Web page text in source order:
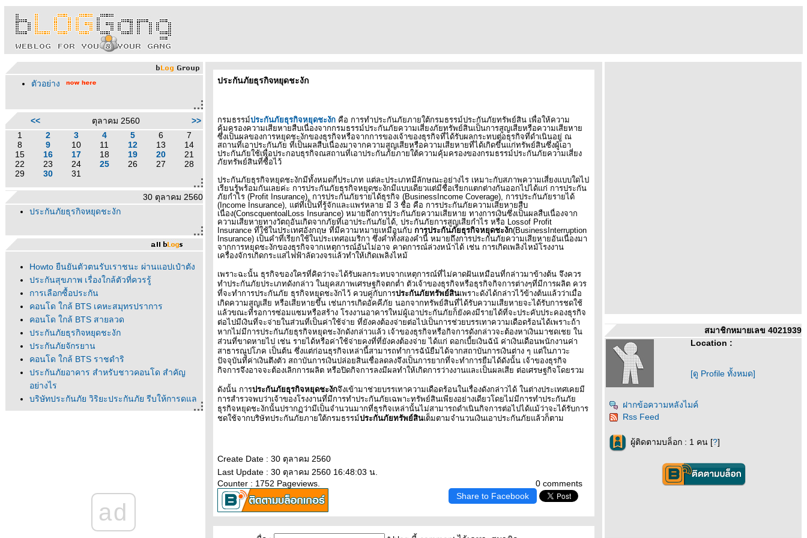
ตัวอย่าง
<< ตุลาคม 2560
>>
1
2 3 4 5 6
7
8
9 10 11 12 13
14
15
16 17 18 19 20
21
22
23 24 25 26 27
28
29
30 31
30 ตุลาคม 2560
ประกันภัยธุรกิจหยุดชะงัก
Howto ยืนยันตัวตนรับเราชนะ ผ่านแอปเป๋าตัง
ประกันสุขภาพ เรื่องใกล้ตัวที่ควรรู้
การเลือกซื้อประกัน
คอนโด ใกล้ BTS เคหะสมุทรปราการ
คอนโด ใกล้ BTS สายลวด
ประกันภัยธุรกิจหยุดชะงัก
ประกันภัยจักรยาน
คอนโด ใกล้ BTS ราชดำริ
ประกันภัยอาคาร สำหรับชาวคอนโด สำคัญ
อย่างไร
บริษัทประกันภัย วิริยะประกันภัย รีบให้การดูแล
รถยนต์ลูกค้า ถูกน้ำท่วมจากฝนตกหนัก
คอนโด ใกล้ BTS ทองหล่อ
คอนโด ใกล้ BTS พระโขนง
คอนโดใกล้รถไฟฟ้า BTS บางจาก
ad
ประกันภัยธุรกิจหยุดชะงัก
กรมธรรม์ประกันภัยธุรกิจหยุดชะงัก คือ การทำประกันภัยภายใต้กรมธรรม์ประกันภัยทรัพย์สิน เพื่อห้ความ
คุ้มครองความเสียหายสืบเนื่องจากกรมธรรม์ประกันภัยความเสี่ยงภัยทรัพย์สินเป็นการสูญเสียหรือความเสียหา
ซึ่งเป็นผลของการหยุดชะงักของธุรกิจหรือจากการของเจ้าของธุรกิจที่ได้รับผลกระทบต่อธุรกิจที่ดำเนินอยู่ ณ
สถานที่เอาประกันภัย ที่เป็นผลสืบเนื่องมาจากความสูญเสียหรือความเสียหายที่ได้เกิดขึ้นแก่ทรัพย์สินซึ่งผู้เอา
ประกันภัยใช้เพื่อประกอบธุรกิจณสถานที่เอาประกันภัยภายใต้ความคุ้มครองของกรมธรรม์ประกันภัยความเสี่ยง
ภัยทรัพย์สินที่ซื้อไว้
ประกันภัยธุรกิจหยุดชะงักมีทั้งหมดกี่ประเภท แต่ละประเภทมีลักษณะอย่างไร เหมาะกับสภาพความเสี่ยงแบบใดไป
เรียนรู้พร้อมกันเลยค่ะ การประกันภัยธุรกิจหยุดชะงักมีแบบเดียวแต่มีชื่อเรียกแตกต่างกันออกไปได้แก่ การประกัน
ภัยกำไร (Profit Insurance), การประกันภัยรายได้ธุรกิจ (BusinessIncome Coverage), การประกันภัยรายได้
( Income Insurance),
ต่ที่เป็นที่รู้จักและแพร่หลาย มี 3 ชื่อ คือ การประกันภัยความเสียหายสืบ
เนื่อง(ConscquentoalLoss Insurance) หมายถึงการประกันภัยความเสียหาย ทางการเงินซึ่งเป็นผลสืบเนื่องจาก
ความเสียหายทางวัตถุอันเกิดจากภัยที่เอาประกันภัยได้, ประกันภัยการสูญเสียกำไร หรือ Lossof Profit
Insurance ที่ใช้ในประเทศอังกฤษ ที่มีความหมายเหมือนกับ การประกันภัยธุรกิจหยุดชะงัก(BusinessInterruption
Insurance) เป็นคำที่เรียกใช้ในประเทศอเมริกา ซึ่งคำทั้งสองคำนี้ หมายถึงการประกันภัยความเสียหายอันเนื่องมา
จากการหยุดชะงักของธุรกิจจากเหตุการณ์อันไม่อาจ คาดการณ์ล่วงหน้าได้ เช่น การเกิดเพลิงไหม้โรงงาน
เครื่องจักรเกิดกระแสไฟฟ้าลัดวงจรแล้วทำให้เกิดเพลิงไหม้
เพราะฉะนั้น ธุรกิจของใครที่คิดว่าจะได้รับผลกระทบจากเหตุการณ์ที่ไม่คาดฝันเหมือนที่กล่าวมาข้างต้น จึงควร
ทำประกันภัยประเภทดังกล่าว ในยุคสภาพเศรษฐกิจตกต่ำ ตัวเจ้าของธุรกิจหรือธุรกิจกิจการต่างๆที่มีการผลิต ควร
ที่จะทำการประกันภัย ธุรกิจหยุดชะงักไว้ ควบคู่กับการประกันภัยทรัพย์สินเพราะดังได้กล่าวไว้ข้างต้นแล้วว่าเมื่อ
เกิดความสูญเสีย หรือเสียหายขึ้น เช่นการเกิดอัคคีภัย นอกจากทรัพย์สินที่ได้รับความเสียหายจะได้รับการชดใช้
ล้วขณะที่รอการซ่อมแซมหรือสร้าง โรงงานอาคารใหม่ผู้เอาประกันภัยก็ยังคงมีรายได้ที่จะประคับประคองธุรกิจ
ต่อไปมีเงินที่จะจ่ายในส่วนที่เป็นค่าใช้จ่าย ที่ยังคงต้องจ่ายต่อไปเป็นการช่วยบรรเทาความเดือดร้อนได้เพราะถ้า
หากไม่มีการประกันภัยธุรกิจหยุดชะงักดังกล่าวแล้ว เจ้าของธุรกิจหรือกิจการดังกล่าวจะต้องหาเงินมาชดเชย ใน
ส่วนที่ขาดหายไป เช่น รายได้หรือค่าใช้จ่ายคงที่ที่ยังคงต้องจ่าย ได้แก่ ดอกเบี้ยเงินฉัน้ ค่าเงินเดือนพนักงานค่า
สาธารณูปโภค เป็นต้น ซึ่งแต่ก่อนธุรกิจเหล่านี้สามารถทำการฉัน้ยืมได้จากสถาบันการเงินต่าง ๆ แต่ในภาวะ
ปัจจุบันที่ค่าเงินตึงตัว สถาบันการเงินปล่อยสินเชื่อลดลงจึงเป็นการยากที่จะทำการยืมได้ดังนั้น เจ้าของธุรกิจ
กิจการจึงอาจจะต้องเลิกการผลิต หรือปิดกิจการลงมีผลทำให้เกิดการว่างงานและเป็นผลเสีย ต่อเศรษฐกิจโดยรวม
ดังนั้น การประกันภัยธุรกิจหยุดชะงักจึงเข้ามาช่วยบรรเทาความเดือดร้อนในเรื่องดังกล่าวได้ ในต่างประเทศเคยมี
การสำรวจพบว่าเจ้าของโรงงานที่มีการทำประกันภัยเฉพาะทรัพย์สินเพียงอย่างเดียวโดยไม่มีการทำประกันภั
ธุรกิจหยุดชะงักนั้นปรากฏว่ามีเป็นจำนวนมากที่ธุรกิจเหล่านั้นไม่สามารถดำเนินกิจการต่อไปได้แม้ว่าจะได้รับการ
ชดใช้จากบริษัทประกันภัยภายใต้กรมธรรม์ประกันภัยทรัพย์สินเต็มตามจำนวนเงินเอาประกันภัยแล้วก็ตาม
Create Date : 30 ตุลาคม 2560
Last Update : 30 ตุลาคม 2560 16:48:03 น.
0 comments
Counter : 1752 Pageviews.
Share to Facebook
สมาชิกหมายเลข 4021939
Location :
[ดู Profile ทั้งหมด]
ฝากข้อความหลังไมค์
Rss Feed
ผู้ติดตามบล็อก : 1 คน [?]